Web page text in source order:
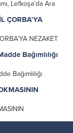
Lefkoşa’da Ara
olarak, her yıl
ve etkinlikte yerimizi
ÇORBA’YA
NEZAKET
bir gurup
Lefke
nezaket ziyareti...
Bağımlılığı
Bağımlılığı